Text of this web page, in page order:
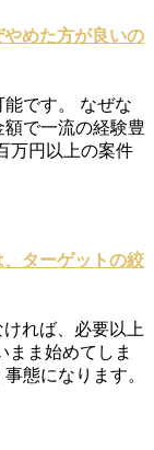
めた方が良いの
です。 なぜな
で一流の経験豊
万円以上の案件
ターゲットの絞
れば、必要以上
まま始めてしま
態になります。